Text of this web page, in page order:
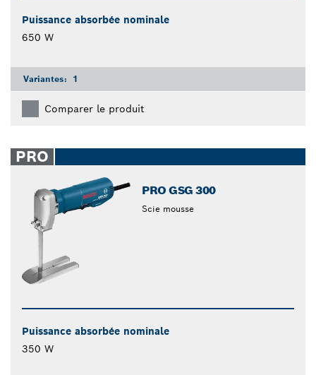
Puissance absorbée nominale
650 W
Variantes: 1
Comparer le produit
PRO
PRO GSG 300
Scie mousse
Puissance absorbée nominale
350 W